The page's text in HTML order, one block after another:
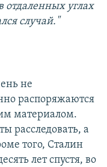
отдаленных углах
случай."
не
распоряжаются
материалом.
расследовать, а
того, Сталин
лет спустя, во